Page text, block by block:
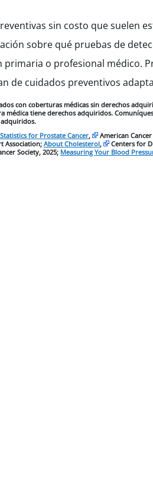
sin costo que suelen
sobre qué pruebas de
o profesional médico.
de cuidados preventivos
con coberturas médicas sin derechos
tiene derechos adquiridos.
for Prostate Cancer, American
Association; About Cholesterol, Centers for
Society, 2025; Measuring Your Blood